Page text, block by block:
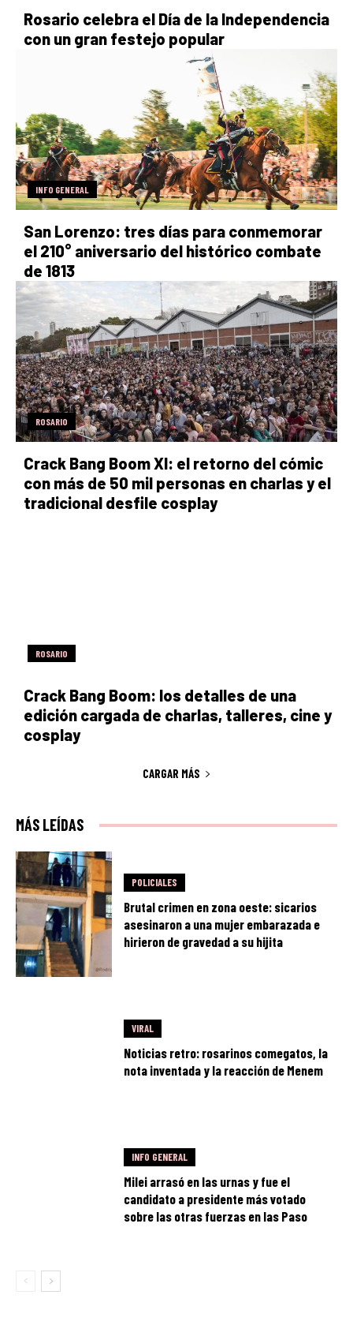
Rosario celebra el Día de la Independencia
con un gran festejo popular
INFO GENERAL
San Lorenzo: tres días para conmemorar
el 210° aniversario del histórico combate
de 1813
ROSARIO
Crack Bang Boom XI: el retorno del cómic
con más de 50 mil personas en charlas y el
tradicional desfile cosplay
ROSARIO
Crack Bang Boom: los detalles de una
edición cargada de charlas, talleres, cine y
cosplay
CARGAR MÁS
MÁS LEÍDAS
POLICIALES
Brutal crimen en zona oeste: sicarios
asesinaron a una mujer embarazada e
hirieron de gravedad a su hijita
VIRAL
Noticias retro: rosarinos comegatos, la
nota inventada y la reacción de Menem
INFO GENERAL
Milei arrasó en las urnas y fue el
candidato a presidente más votado
sobre las otras fuerzas en las Paso